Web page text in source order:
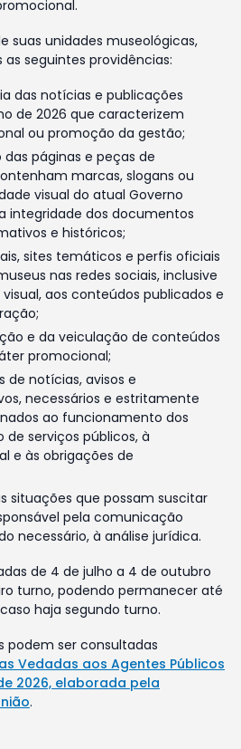
suas unidades museológicas,
seguintes providências:
das notícias e publicações
de 2026 que caracterizem
ou promoção da gestão;
páginas e peças de
marcas, slogans ou
visual do atual Governo
integridade dos documentos
e históricos;
sites temáticos e perfis oficiais
nas redes sociais, inclusive
aos conteúdos publicados e
e da veiculação de conteúdos
promocional;
notícias, avisos e
necessários e estritamente
ao funcionamento dos
serviços públicos, à
e às obrigações de
situações que possam suscitar
pela comunicação
necessário, à análise jurídica.
de 4 de julho a 4 de outubro
turno, podendo permanecer até
haja segundo turno.
podem ser consultadas
Vedadas aos Agentes Públicos
2026, elaborada pela
.